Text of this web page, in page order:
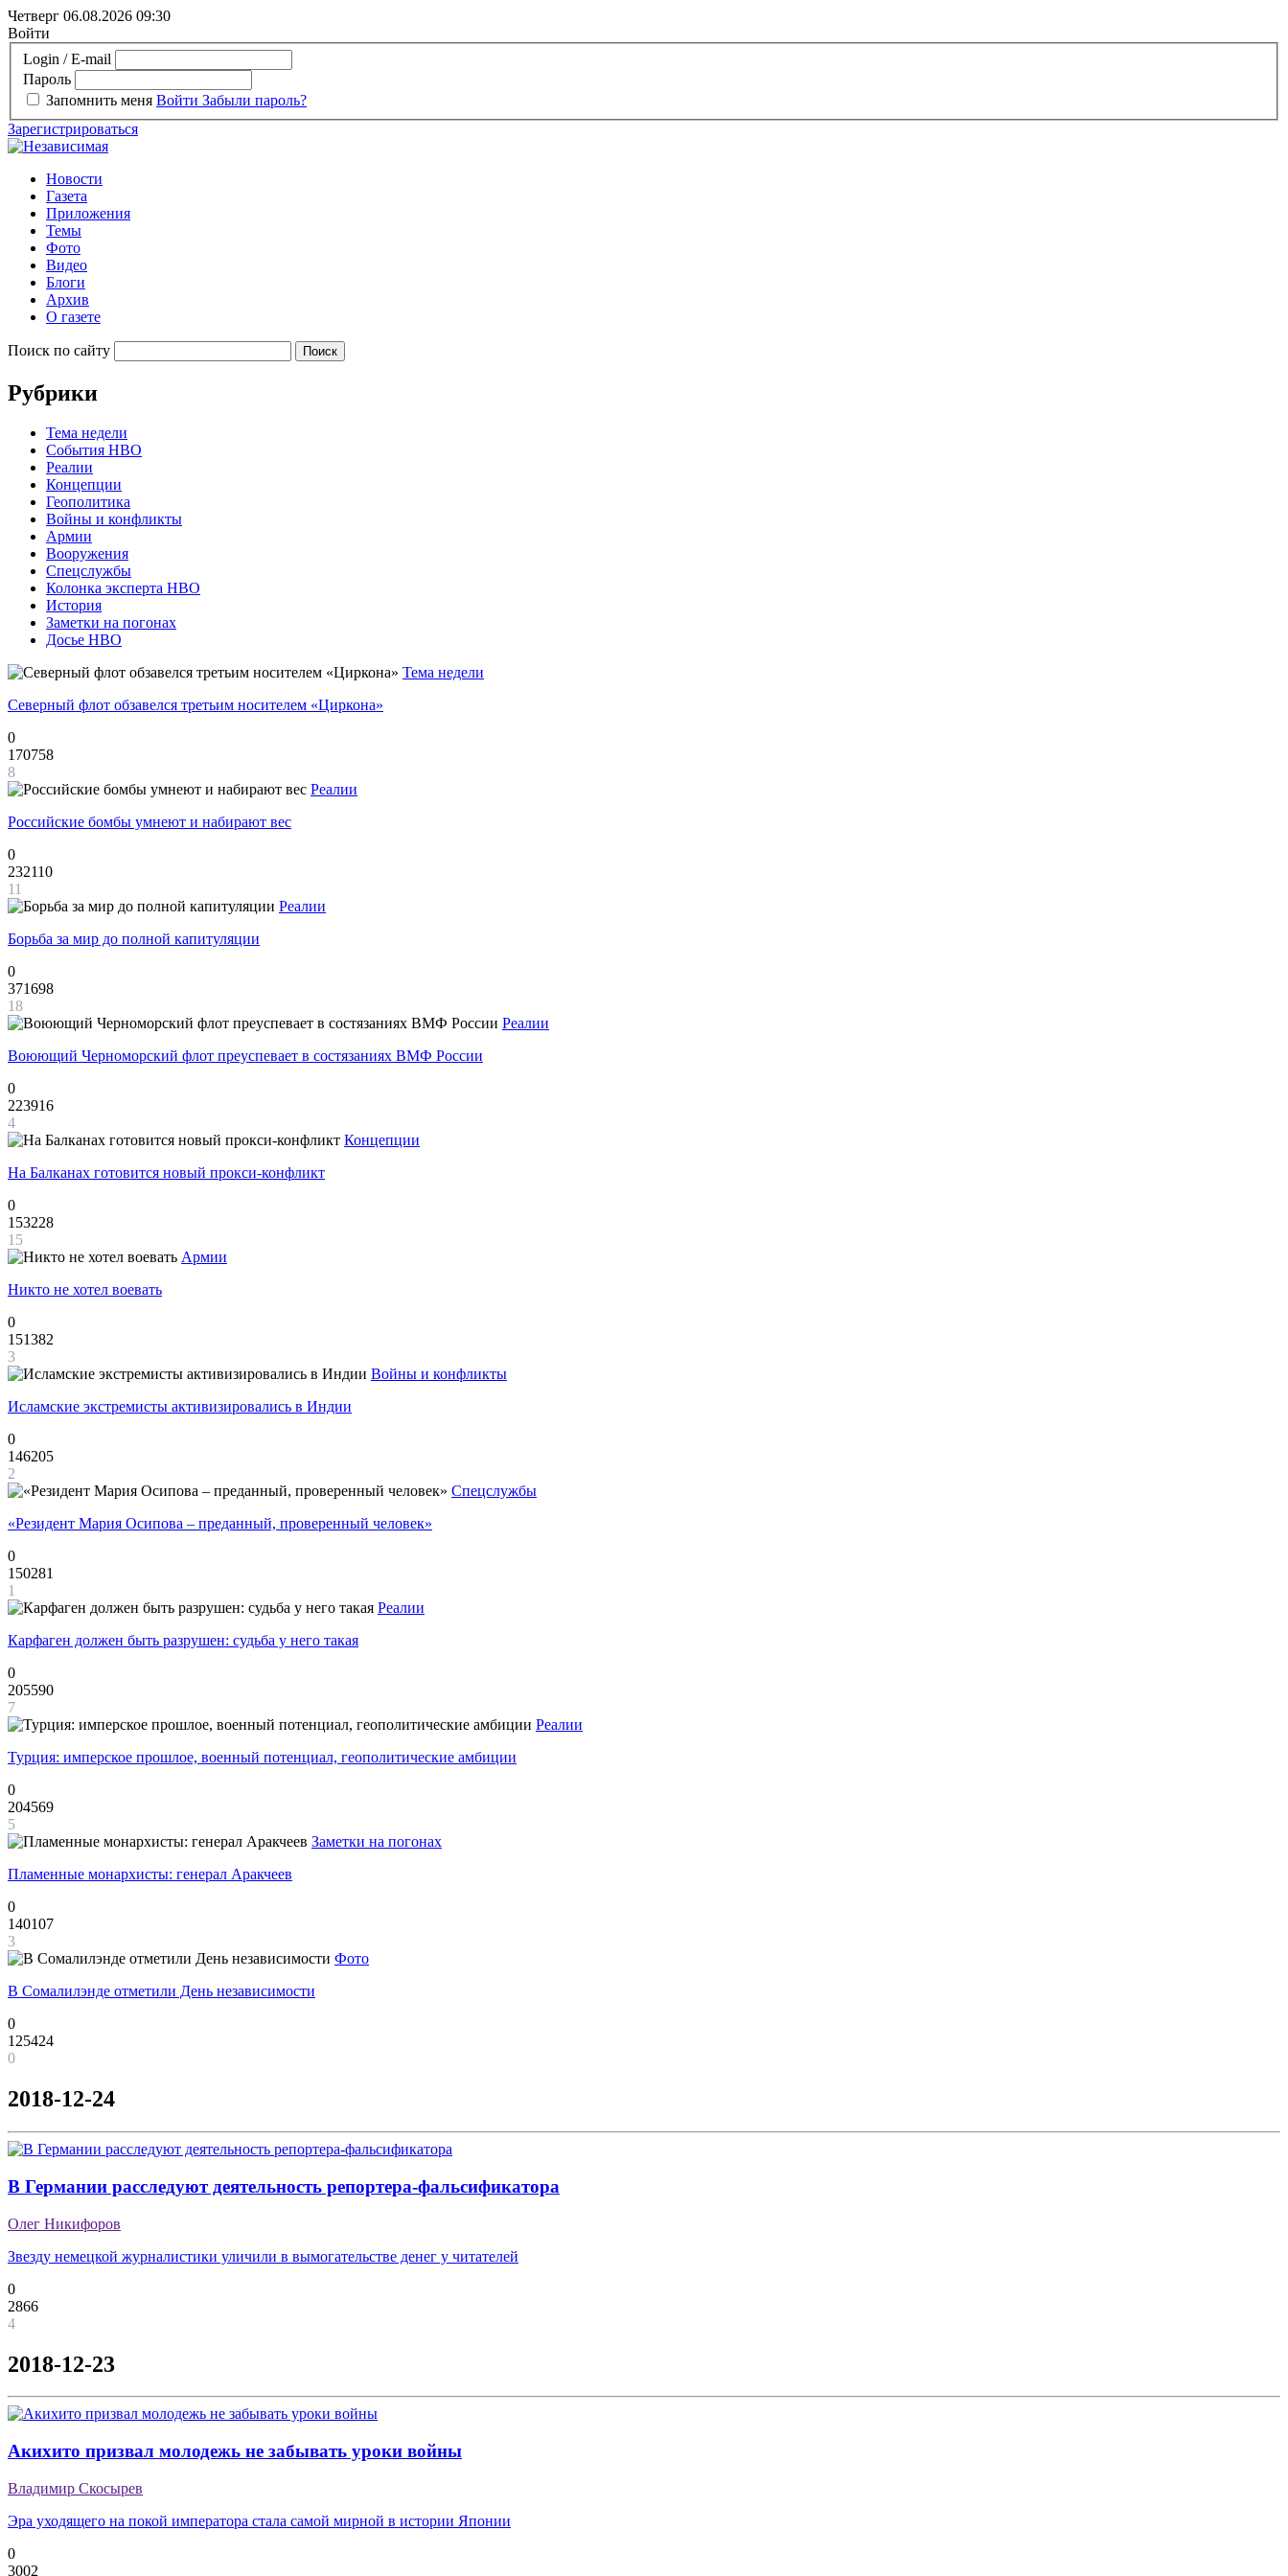
Четверг 06.08.2026 09:30
Войти
Login / E-mail
Пароль
Запомнить меня Войти Забыли пароль?
Зарегистрироваться
Новости
Газета
Приложения
Темы
Фото
Видео
Блоги
Архив
О газете
Поиск по сайту
Рубрики
Тема недели
События НВО
Реалии
Концепции
Геополитика
Войны и конфликты
Армии
Вооружения
Спецслужбы
Колонка эксперта НВО
История
Заметки на погонах
Досье НВО
Тема недели
Северный флот обзавелся третьим носителем «Циркона»
0
170758
8
Реалии
Российские бомбы умнеют и набирают вес
0
232110
11
Реалии
Борьба за мир до полной капитуляции
0
371698
18
Реалии
Воюющий Черноморский флот преуспевает в состязаниях ВМФ России
0
223916
4
Концепции
На Балканах готовится новый прокси-конфликт
0
153228
15
Армии
Никто не хотел воевать
0
151382
3
Войны и конфликты
Исламские экстремисты активизировались в Индии
0
146205
2
Спецслужбы
«Резидент Мария Осипова – преданный, проверенный человек»
0
150281
1
Реалии
Карфаген должен быть разрушен: судьба у него такая
0
205590
7
Реалии
Турция: имперское прошлое, военный потенциал, геополитические амбиции
0
204569
5
Заметки на погонах
Пламенные монархисты: генерал Аракчеев
0
140107
3
Фото
В Сомалилэнде отметили День независимости
0
125424
0
2018-12-24
В Германии расследуют деятельность репортера-фальсификатора
Олег Никифоров
Звезду немецкой журналистики уличили в вымогательстве денег у читателей
0
2866
4
2018-12-23
Акихито призвал молодежь не забывать уроки войны
Владимир Скосырев
Эра уходящего на покой императора стала самой мирной в истории Японии
0
3002